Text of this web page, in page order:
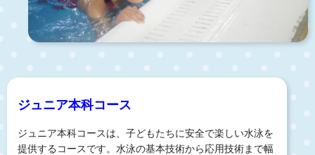
ジュニア本科コース
ジュニア本科コースは、子どもたちに安全で楽しい水泳を
提供するコースです。水泳の基本技術から応用技術まで幅